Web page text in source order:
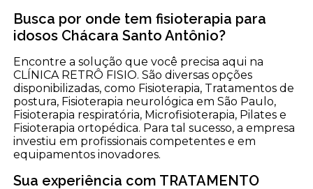
Busca por onde tem fisioterapia para
idosos Chácara Santo Antônio?
Encontre a solução que você precisa aqui na
CLÍNICA RETRÔ FISIO. São diversas opções
disponibilizadas, como Fisioterapia, Tratamentos de
postura, Fisioterapia neurológica em São Paulo,
Fisioterapia respiratória, Microfisioterapia, Pilates e
Fisioterapia ortopédica. Para tal sucesso, a empresa
investiu em profissionais competentes e em
equipamentos inovadores.
Sua experiência com TRATAMENTO